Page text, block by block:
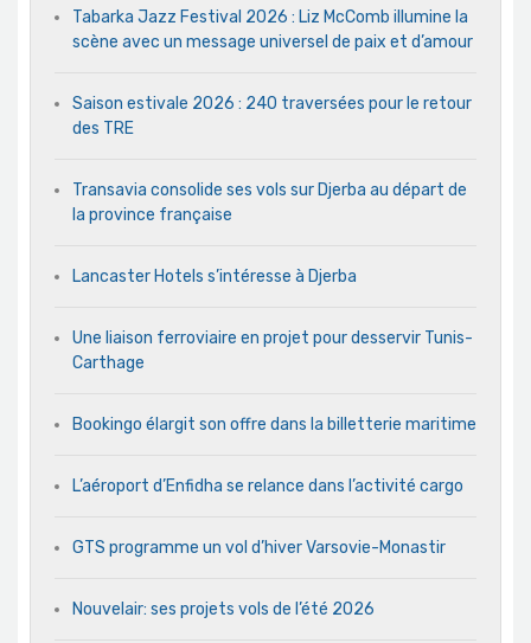
Tabarka Jazz Festival 2026 : Liz McComb illumine la
scène avec un message universel de paix et d’amour
Saison estivale 2026 : 240 traversées pour le retour
des TRE
Transavia consolide ses vols sur Djerba au départ de
la province française
Lancaster Hotels s’intéresse à Djerba
Une liaison ferroviaire en projet pour desservir Tunis-
Carthage
Bookingo élargit son offre dans la billetterie maritime
L’aéroport d’Enfidha se relance dans l’activité cargo
GTS programme un vol d’hiver Varsovie-Monastir
Nouvelair: ses projets vols de l’été 2026